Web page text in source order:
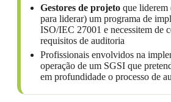
Gestores de projeto que liderem
para liderar) um programa de
ISO/IEC 27001 e necessitem de
requisitos de auditoria
Profissionais envolvidos na
operação de um SGSI que
em profundidade o processo de